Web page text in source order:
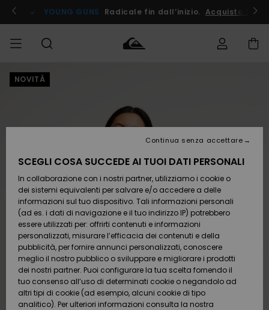
informazioni
prodotto
! YOUNG GUNS Radicale fin dall’inizio. Acquista Ora
UOMO
Accessori
Calzature
e
infradito
Surf /
Acqua
Snow
Accessori
Calzature
e
infradito
Surf /
Acqua
Neve
Nuovi
Da
Scoprire
Snow
SURF
Highlights
Comunità
SNOW
Uomo
Shop
Snow
Shop
Donna
Da
Scoprire
OUTLET
Outlet
Donna
AIUTO &
CONTATTI
Spedizione
Pagamento
Buono regalo
Quiksilver
Freedom
Protezione
dei dati
NOVITÀ
SCEGLI COSA SUCCEDE AI TUOI DATI PERSONALI
In collaborazione con i nostri partner, utilizziamo i cookie o
dei sistemi equivalenti per salvare e/o accedere a delle
informazioni sul tuo dispositivo. Tali informazioni personali
(ad es. i dati di navigazione e il tuo indirizzo IP) potrebbero
essere utilizzati per: offrirti contenuti e informazioni
personalizzati, misurare l’efficacia dei contenuti e della
pubblicità, per fornire annunci personalizzati, conoscere
meglio il nostro pubblico o sviluppare e migliorare i prodotti
dei nostri partner. Puoi configurare la tua scelta fornendo il
tuo consenso all’uso di determinati cookie o negandolo ad
altri tipi di cookie (ad esempio, alcuni cookie di tipo
analitico). Per ulteriori informazioni consulta la nostra
Continua senza accettare